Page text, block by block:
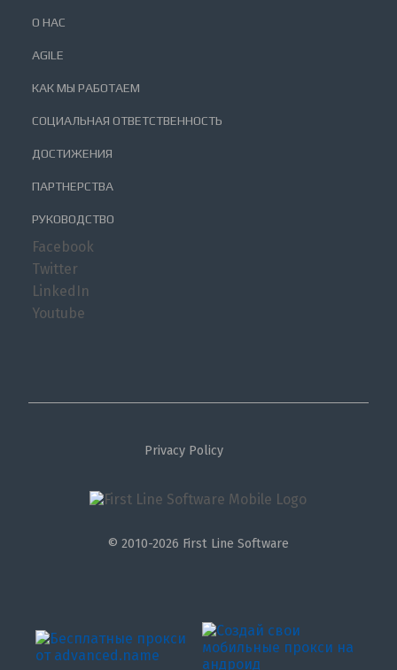
О НАС
AGILE
КАК МЫ РАБОТАЕМ
СОЦИАЛЬНАЯ ОТВЕТСТВЕННОСТЬ
ДОСТИЖЕНИЯ
ПАРТНЕРСТВА
РУКОВОДСТВО
Facebook
Twitter
LinkedIn
Youtube
Privacy Policy
© 2010-2026 First Line Software